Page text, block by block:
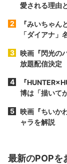
愛される理由
『みいちゃ
「ダイアナ」
映画『閃光の
放題配信決定
『
博は「描いて
映画『ちいか
ャラを解説
最新のPOPを